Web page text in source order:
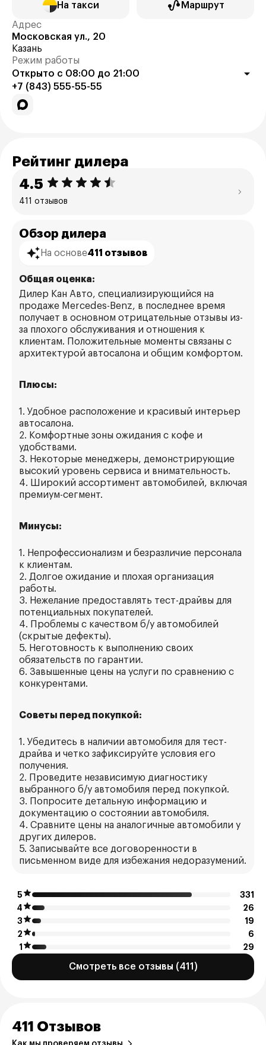
На такси Маршрут
Адрес
Московская ул., 20
Казань
Режим работы
Открыто с 08:00 до 21:00
+7 (843) 555-55-55
Рейтинг дилера
4.5
411 отзывов
Обзор дилера
На основе411 отзывов
Общая оценка:
Дилер Кан Авто, специализирующийся на
продаже Mercedes-Benz, в последнее время
получает в основном отрицательные отзывы из-
за плохого обслуживания и отношения к
клиентам. Положительные моменты связаны с
архитектурой автосалона и общим комфортом.
Плюсы:
1. Удобное расположение и красивый интерьер
автосалона.
2. Комфортные зоны ожидания с кофе и
удобствами.
3. Некоторые менеджеры, демонстрирующие
высокий уровень сервиса и внимательность.
4. Широкий ассортимент автомобилей, включая
премиум-сегмент.
Минусы:
1. Непрофессионализм и безразличие персонала
к клиентам.
2. Долгое ожидание и плохая организация
работы.
3. Нежелание предоставлять тест-драйвы для
потенциальных покупателей.
4. Проблемы с качеством б/у автомобилей
(скрытые дефекты).
5. Неготовность к выполнению своих
обязательств по гарантии.
6. Завышенные цены на услуги по сравнению с
конкурентами.
Советы перед покупкой:
1. Убедитесь в наличии автомобиля для тест-
драйва и четко зафиксируйте условия его
получения.
2. Проведите независимую диагностику
выбранного б/у автомобиля перед покупкой.
3. Попросите детальную информацию и
документацию о состоянии автомобиля.
4. Сравните цены на аналогичные автомобили у
других дилеров.
5. Записывайте все договоренности в
письменном виде для избежания недоразумений.
5
331
4
26
3
19
2
6
1
29
Смотреть все отзывы (411)
411 Отзывов